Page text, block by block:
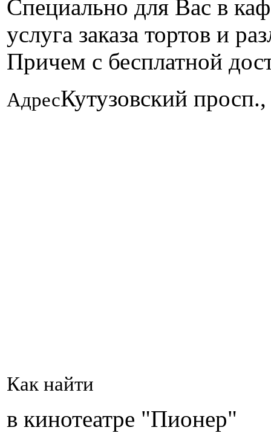
Специально для Вас в
услуга заказа тортов и
Причем с бесплатной
АдресКутузовский
Как найти
в кинотеатре "Пионер"